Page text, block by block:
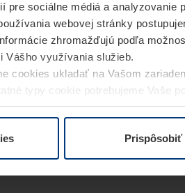
pre sociálne médiá a
webovej stránky
zhromažďujú podľa
Vášho využívania služieb.
cookies ukladať na Vašom
typy cookie potrebujeme Vaše
na stránkeVyhlásenie o
Prispôsobiť